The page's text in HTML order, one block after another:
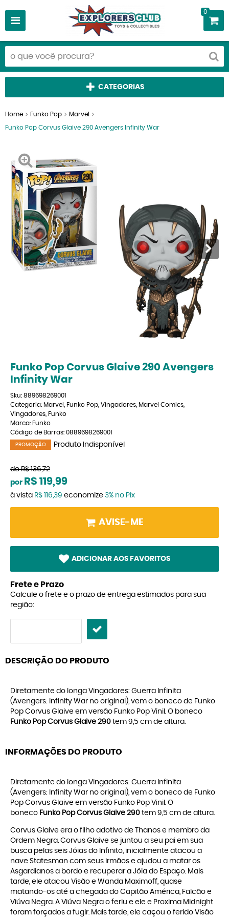
0
CATEGORIAS
Home Funko Pop Marvel
Funko Pop Corvus Glaive 290 Avengers Infinity War
Funko Pop Corvus Glaive 290 Avengers
Infinity War
Sku: 889698269001
Categoria: Marvel Funko Pop Vingadores Marvel Comics
Vingadores Funko
Marca: Funko
Código de Barras: 0889698269001
PROMOÇÃO Produto Indisponível
de R$ 136,72
por R$ 119,99
à vista R$ 116,39 economize 3% no Pix
AVISE-ME
ADICIONAR AOS FAVORITOS
Frete e Prazo
Calcule o frete e o prazo de entrega estimados para sua
região:
DESCRIÇÃO DO PRODUTO
Diretamente do longa Vingadores: Guerra Infinita
(Avengers: Infinity War no original), vem o boneco de Funko
Pop Corvus Glaive em versão Funko Pop Vinil. O boneco
Funko Pop Corvus Glaive 290 tem 9,5 cm de altura.
INFORMAÇÕES DO PRODUTO
Diretamente do longa Vingadores: Guerra Infinita
(Avengers: Infinity War no original), vem o boneco de Funko
Pop Corvus Glaive em versão Funko Pop Vinil. O
boneco Funko Pop Corvus Glaive 290 tem 9,5 cm de altura.
Corvus Glaive era o filho adotivo de Thanos e membro da
Ordem Negra. Corvus Glaive se juntou a seu pai em sua
busca pelas seis Jóias do Infinito, inicialmente atacou a
nave Statesman com seus irmãos e ajudou a matar os
Asgardianos a bordo e recuperar a Jóia do Espaço. Mais
tarde, ele atacou Visão e Wanda Maximoff, quase
matando-os até a chegada do Capitão América, Falcão e
Viúva Negra. A Viúva Negra o feriu e ele e Proxima Midnight
foram forçados a fugir. Mais tarde, ele caçou o ferido Visão